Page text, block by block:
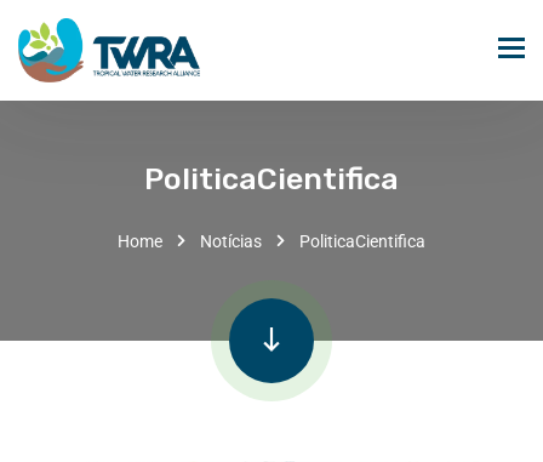
PoliticaCientifica
Home Notícias PoliticaCientifica